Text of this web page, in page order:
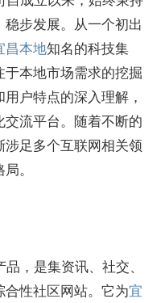
步发展。从一个初出
昌本地知名的科技集
本地市场需求的挖掘
户特点的深入理解，
流平台。随着不断的
足多个互联网相关领
。
，是集资讯、社交、
性社区网站。它为宜